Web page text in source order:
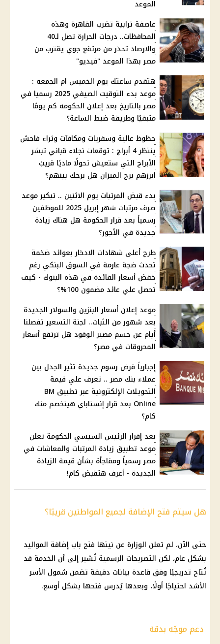
الموعد
عاصفة ترابية تضرب القاهرة وهذه
المحافظات.. درجات الحرارة تصل لـ40
والارصاد تحذر من مرتفع جوي يقترب من
مصر بهذا الموعد "فيديو"
هتقدم ساعتك يوم الخميس ام الجمعه :
موعد بدء التوقيت الصيفي 2025 رسميا في
مصر بالتاريخ بعد إعلان الحكومه كم يومًا
متبقيًا وطريقة ضبط الساعة؟
حظوظ عالية وسفريات ومكافآت وثراء فاحش
ينتظر 4 أبراج : توقعات نجلاء قباني تبشر
الأبراج التي ستعيش تحولًا ماديًا قريبً
ابرزهم برج الميزان هل برجك بينهم؟
بدء قبض المرتبات يوم الاثنين .. تبكير موعد
صرف مرتبات شهر إبريل 2025 للموظفين
رسمياً بعد قرار الحكومة هل هناك زيادة
جديدة في الأجور؟
طرح أعلى شهادات الادخار بعوائد ضخمة
تحدث ضجة عارمة في السوق البنكي رغم
خفض أسعار الفائدة في هذه البنوك - كيف
تحصل علي عائد مضمون 100%؟
موعد إعلان أسعار البنزين والسولار الجديدة
بعد شهور من الثبات.. لجنة التسعير تفصلنا
أيام عن حسم مصير الوقود هل ترتفع أسعار
المحروقات في مصر؟
إجبارياً فرض رسوم جديدة تثير الجدل بين
عملاء بنك مصر .. تعرف علي قيمة
التحويلات الإلكترونية عبر تطبيق BM
Online بعد قرار إنستاباي هيتخصم منك
كام؟
بعد إقرار الرئيس السيسي الحكومة تعلن
موعد تطبيق زيادة المرتبات والمعاشات في
مصر رسمياً ومفاجأة بشأن قيمة الزيادة
الجديدة - أعرف هتقبض كام!
هل سيتم فتح الإضافة لجميع المواطنين قريبًا؟
حتى الآن، لم تعلن الوزارة عن نيتها فتح باب إضافة المواليد
بشكل عام، لكن التصريحات الرسمية تُشير إلى أن الخدمة قد
تُتاح تدريجيًا وفق قاعدة بيانات دقيقة تضمن شمول الأسر
الأشد احتياجًا أولًا، وبعدها يُدرس فتحها بشكل أوسع.
دعم موجّه بدقة